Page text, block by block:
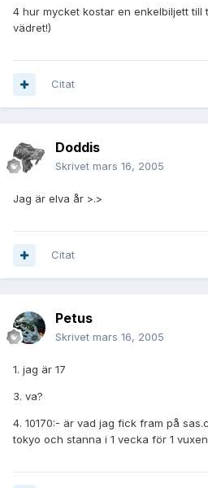
4 hur mycket kostar en enkelbiljett till
vädret!)
Citat
Doddis
Skrivet mars 16, 2005
Jag är elva år >.>
Citat
Petus
Skrivet mars 16, 2005
1. jag är 17
3. va?
4. 10170:- är vad jag fick fram på
tokyo och stanna i 1 vecka för 1